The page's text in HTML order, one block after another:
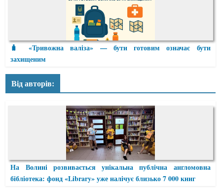
🧳 «Тривожна валіза» — бути готовим означає бути
захищеним
Від авторів:
На Волині розвивається унікальна публічна англомовна
бібліотека: фонд «Library» уже налічує близько 7 000 книг